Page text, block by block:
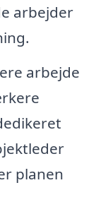
arbejder
arbejde
planen